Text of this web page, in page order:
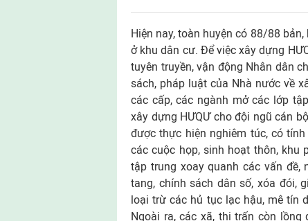
Hiện nay, toàn huyện có 88/88
ở khu dân cư. Để việc xây dựng
tuyên truyền, vận động Nhân dân
sách, pháp luật của Nhà nước về
các cấp, các ngành mở các lớp
xây dựng HƯQƯ cho đội ngũ cán
được thực hiện nghiêm túc, có
các cuộc họp, sinh hoạt thôn, khu
tập trung xoay quanh các vấn đề,
tang, chính sách dân số, xóa đói,
loại trừ các hủ tục lạc hậu, mê tín
Ngoài ra, các xã, thị trấn còn